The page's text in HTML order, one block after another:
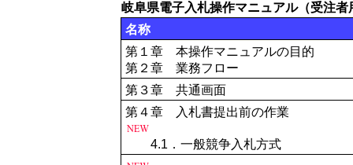
岐阜県電子入札操作マニュアル（受注者
名称
第１章 本操作マニュアルの目的
第２章 業務フロー
第３章 共通画面
第４章 入札書提出前の作業
4.1．一般競争入札方式